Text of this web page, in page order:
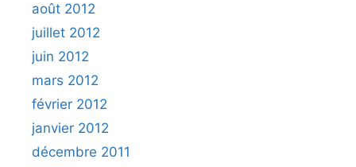
août 2012
juillet 2012
juin 2012
mars 2012
février 2012
janvier 2012
décembre 2011